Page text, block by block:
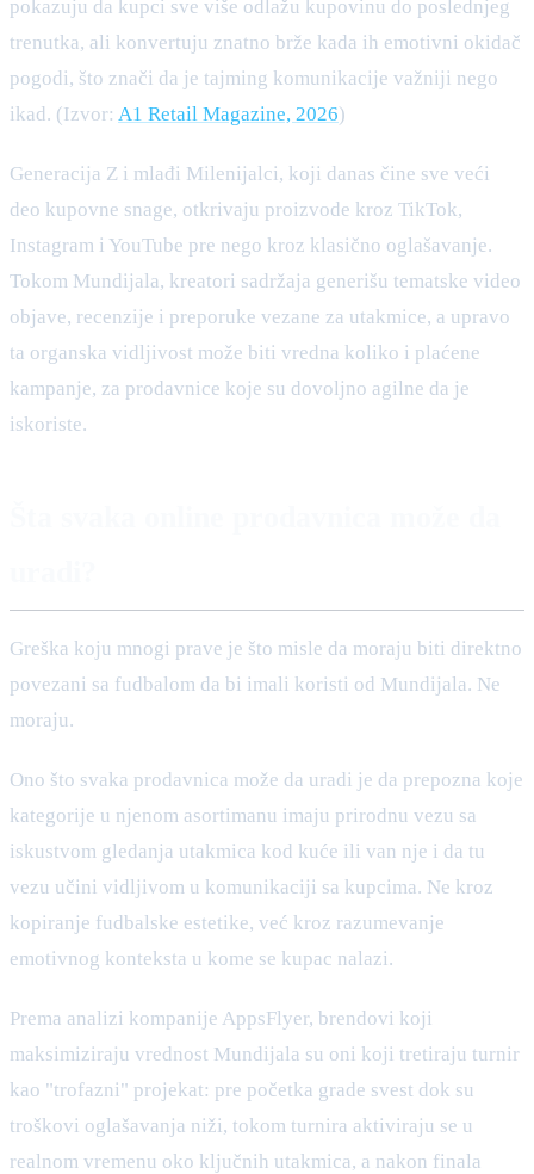
pokazuju da kupci sve više odlažu kupovinu do poslednjeg
trenutka, ali konvertuju znatno brže kada ih emotivni okidač
pogodi, što znači da je tajming komunikacije važniji nego
ikad. (Izvor: A1 Retail Magazine, 2026)
Generacija Z i mlađi Milenijalci, koji danas čine sve veći
deo kupovne snage, otkrivaju proizvode kroz TikTok,
Instagram i YouTube pre nego kroz klasično oglašavanje.
Tokom Mundijala, kreatori sadržaja generišu tematske video
objave, recenzije i preporuke vezane za utakmice, a upravo
ta organska vidljivost može biti vredna koliko i plaćene
kampanje, za prodavnice koje su dovoljno agilne da je
iskoriste.
Greška koju mnogi prave je što misle da moraju biti direktno
povezani sa fudbalom da bi imali koristi od Mundijala. Ne
moraju.
Ono što svaka prodavnica može da uradi je da prepozna koje
kategorije u njenom asortimanu imaju prirodnu vezu sa
iskustvom gledanja utakmica kod kuće ili van nje i da tu
vezu učini vidljivom u komunikaciji sa kupcima. Ne kroz
kopiranje fudbalske estetike, već kroz razumevanje
emotivnog konteksta u kome se kupac nalazi.
Prema analizi kompanije AppsFlyer, brendovi koji
maksimiziraju vrednost Mundijala su oni koji tretiraju turnir
kao "trofazni" projekat: pre početka grade svest dok su
troškovi oglašavanja niži, tokom turnira aktiviraju se u
realnom vremenu oko ključnih utakmica, a nakon finala